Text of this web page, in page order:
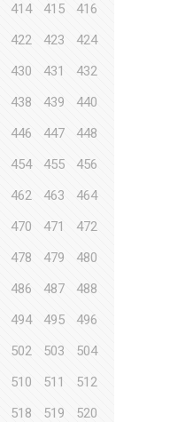
414 415
416
422 423
424
430 431
432
438 439
440
446 447
448
454 455
456
462 463
464
470 471
472
478 479
480
486 487
488
494 495
496
502 503
504
510 511
512
518 519
520